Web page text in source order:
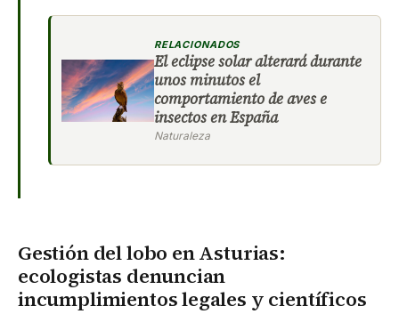
RELACIONADOS
El eclipse solar alterará durante
unos minutos el
comportamiento de aves e
insectos en España
Naturaleza
Gestión del lobo en Asturias:
ecologistas denuncian
incumplimientos legales y científicos